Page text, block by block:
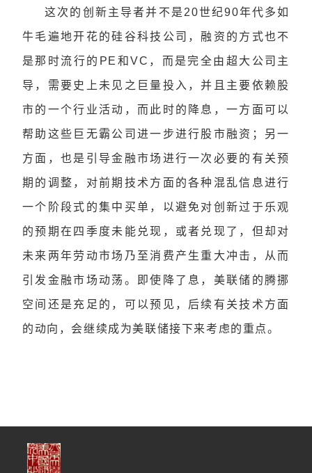
这次的创新主导者并不是20世纪90年代多如
牛毛遍地开花的硅谷科技公司，融资的方式也不
是那时流行的PE和VC，而是完全由超大公司主
导，需要史上未见之巨量投入，并且主要依赖股
市的一个行业活动，而此时的降息，一方面可以
帮助这些巨无霸公司进一步进行股市融资；另一
方面，也是引导金融市场进行一次必要的有关预
期的调整，对前期技术方面的各种混乱信息进行
一个阶段式的集中买单，以避免对创新过于乐观
的预期在四季度未能兑现，或者兑现了，但却对
未来两年劳动市场乃至消费产生重大冲击，从而
引发金融市场动荡。即使降了息，美联储的腾挪
空间还是充足的，可以预见，后续有关技术方面
的动向，会继续成为美联储接下来考虑的重点。